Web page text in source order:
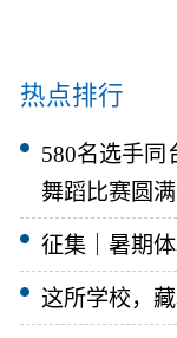
热点排行
580名选手同
舞蹈比赛圆
征集｜暑期
这所学校，